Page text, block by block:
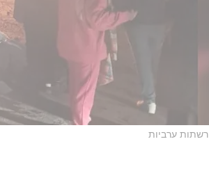
רשתות ערביות